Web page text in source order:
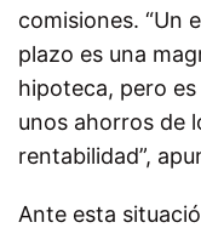
comisiones. “Un
plazo es una
hipoteca, pero
unos ahorros de
rentabilidad”,
Ante esta